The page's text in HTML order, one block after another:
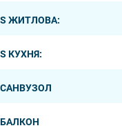
S ЖИТЛОВА:
S КУХНЯ:
САНВУЗОЛ
БАЛКОН